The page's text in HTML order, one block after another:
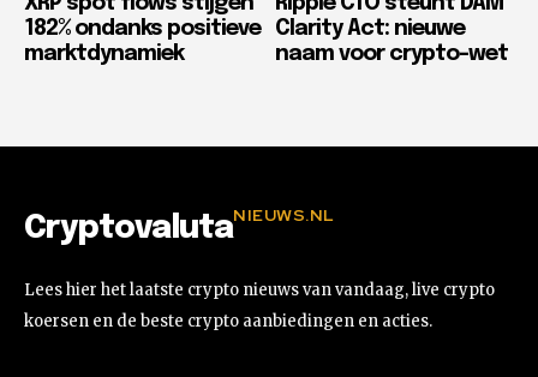
182% ondanks positieve
marktdynamiek
Clarity Act: nieuwe
naam voor crypto-wet
CryptovalutaNIEUWS.NL
Lees hier het laatste crypto nieuws van vandaag, live crypto
koersen en de beste crypto aanbiedingen en acties.